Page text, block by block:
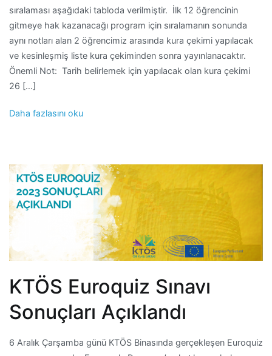
sıralaması aşağıdaki tabloda verilmiştir. İlk 12 öğrencinin
gitmeye hak kazanacağı program için sıralamanın sonunda
aynı notları alan 2 öğrencimiz arasında kura çekimi yapılacak
ve kesinleşmiş liste kura çekiminden sonra yayınlanacaktır.
Önemli Not: Tarih belirlemek için yapılacak olan kura çekimi
26 […]
Daha fazlasını oku
KTÖS Euroquiz Sınavı
Sonuçları Açıklandı
6 Aralık Çarşamba günü KTÖS Binasında gerçekleşen Euroquiz